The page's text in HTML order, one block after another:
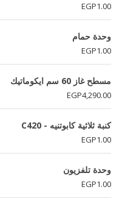
EGP1.00
وحدة حمام
EGP1.00
مسطح غاز 60 سم ايكوماتيك
EGP4,290.00
كنبة ثلاثية كابوتنيه - C420
EGP1.00
وحدة تلفزيون
EGP1.00